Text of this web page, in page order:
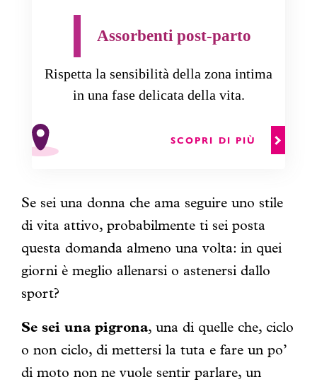
Assorbenti post-parto
Rispetta la sensibilità della zona intima
in una fase delicata della vita.
SCOPRI DI PIÙ
Se sei una donna che ama seguire uno stile
di vita attivo, probabilmente ti sei posta
questa domanda almeno una volta: in quei
giorni è meglio allenarsi o astenersi dallo
sport?
Se sei una pigrona, una di quelle che, ciclo
o non ciclo, di mettersi la tuta e fare un po’
di moto non ne vuole sentir parlare, un